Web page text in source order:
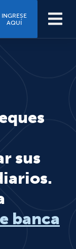
INGRESE
AQUÍ
sus
banca